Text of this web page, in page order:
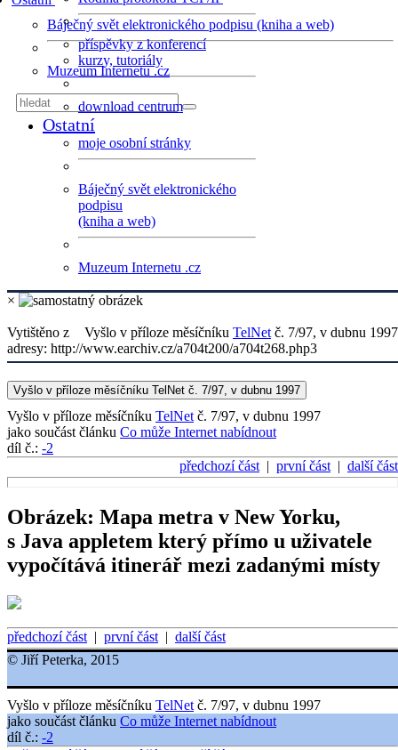
Báječný svět elektronického podpisu (kniha a web)
Muzeum Internetu .cz
příspěvky z konferencí
kurzy, tutoriály
download centrum
Ostatní
moje osobní stránky
Báječný svět elektronického
podpisu
(kniha a web)
Muzeum Internetu .cz
×
Vyšlo v příloze měsíčníku TelNet č. 7/97, v dubnu 1997
Vytištěno z
adresy: http://www.earchiv.cz/a704t200/a704t268.php3
Vyšlo v příloze měsíčníku TelNet č. 7/97, v dubnu 1997
Vyšlo v příloze měsíčníku TelNet č. 7/97, v dubnu 1997
jako součást článku Co může Internet nabídnout
díl č.: -2
předchozí část | první část | další část
Obrázek: Mapa metra v New Yorku,
s Java appletem který přímo u uživatele
vypočítává itinerář mezi zadanými místy
předchozí část | první část | další část
© Jiří Peterka, 2015
Vyšlo v příloze měsíčníku TelNet č. 7/97, v dubnu 1997
jako součást článku Co může Internet nabídnout
díl č.: -2